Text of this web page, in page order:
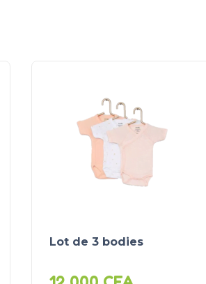
Lot de 3 bodies